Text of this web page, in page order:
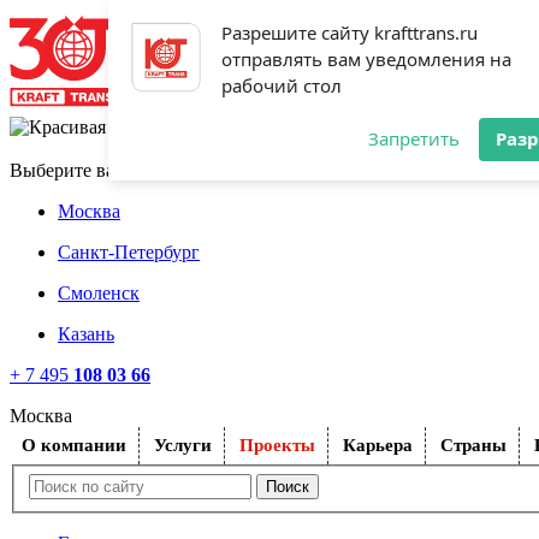
Разрешите сайту krafttrans.ru
отправлять вам уведомления на
рабочий стол
Запретить
Выберите ваш город
Москва
Санкт-Петербург
Смоленск
Казань
+ 7 495 108 03 66
Москва
O компании Услуги Проекты Карьера Страны